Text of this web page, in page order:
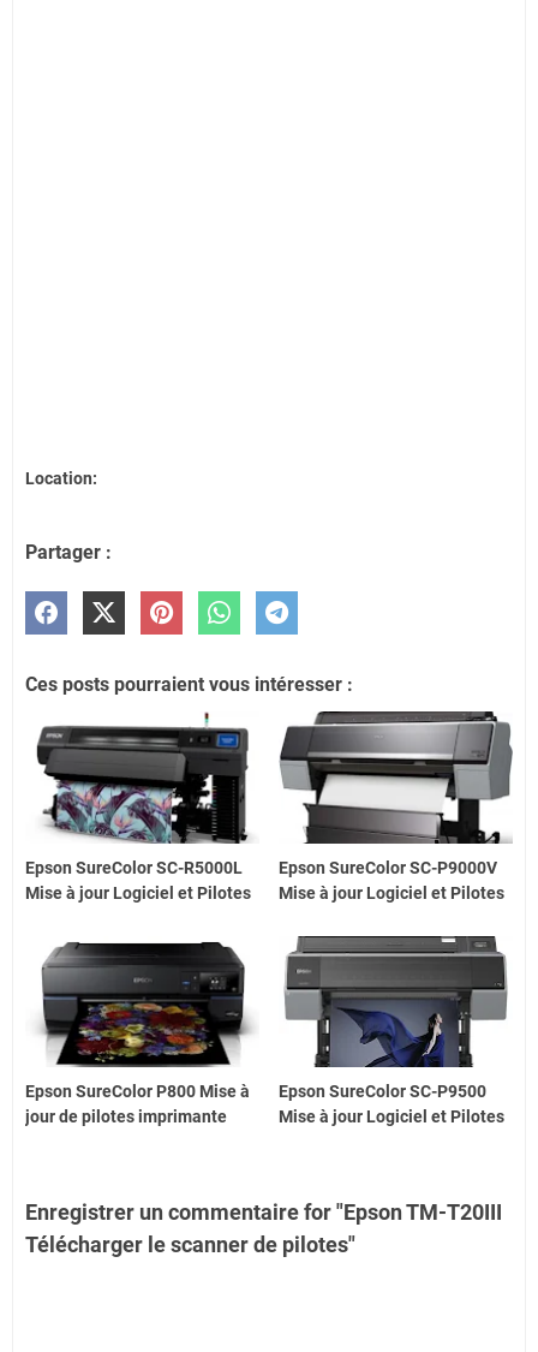
Location:
Partager :
Ces posts pourraient vous intéresser :
Epson SureColor SC-R5000L
Mise à jour Logiciel et Pilotes
Epson SureColor SC-P9000V
Mise à jour Logiciel et Pilotes
Epson SureColor P800 Mise à
jour de pilotes imprimante
Epson SureColor SC-P9500
Mise à jour Logiciel et Pilotes
Enregistrer un commentaire for "Epson TM-T20III
Télécharger le scanner de pilotes"